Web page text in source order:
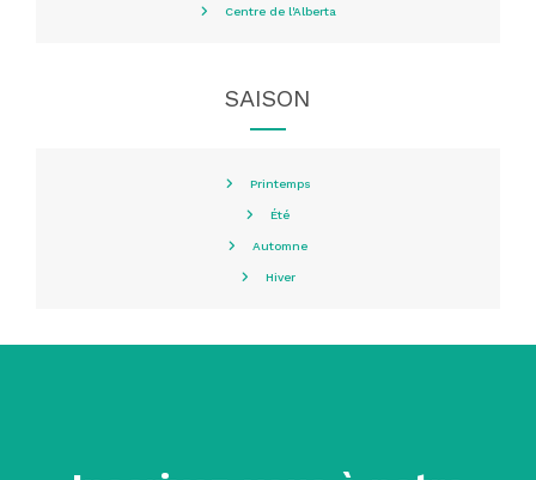
Centre de l'Alberta
SAISON
Printemps
Été
Automne
Hiver